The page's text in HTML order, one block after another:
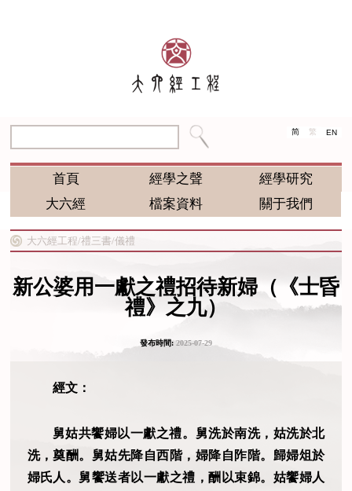
简 繁 EN
首頁 經學之聲
經學研究
大六經
檔案資料 關于我們
大六經工程/禮三書/儀禮
新公婆用一獻之禮招待新婦（《士昏
禮》之九）
發布時間:2025-07-29
經文：
舅姑共饗婦以一獻之禮。舅洗於南洗，姑洗於北
洗，奠酬。舅姑先降自西階，婦降自阼階。歸婦俎於
婦氏人。舅饗送者以一獻之禮，酬以束錦。姑饗婦人